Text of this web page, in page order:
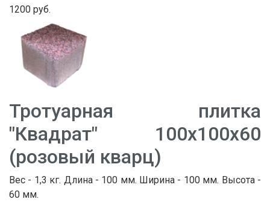
1200 руб.
Тротуарная плитка
"Квадрат" 100х100х60
(розовый кварц)
Вес - 1,3 кг. Длина - 100 мм. Ширина - 100 мм. Высота -
60 мм.